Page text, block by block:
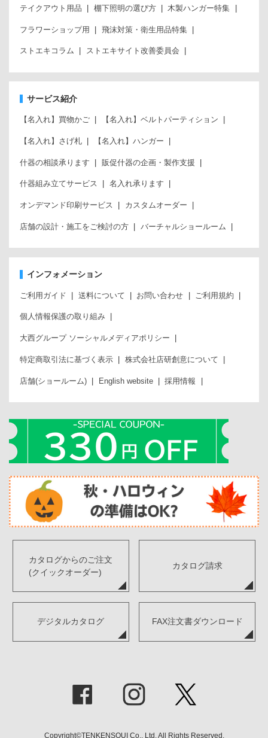
テイクアウト用品 棚下照明の選び方 木製ハンガー特集
フラワーショップ用 飛沫対策・衛生用品特集
ストエキコラム ストエキサイト改善委員会
サービス紹介
【名入れ】買物かご 【名入れ】ベルトパーティション
【名入れ】さげ札 【名入れ】ハンガー
什器の相談承ります 販促什器の企画・製作支援
什器組み立てサービス 名入れ承ります
オンデマンド印刷サービス カスタムオーダー
店舗の設計・施工をご検討の方 バーチャルショールーム
インフォメーション
ご利用ガイド 送料について お問い合わせ ご利用規約
個人情報保護の取り組み
大西グループ ソーシャルメディアポリシー
特定商取引法に基づく表示 株式会社店研創意について
店舗(ショールーム) English website 採用情報
カタログからのご注文
(クイックオーダー)
カタログ請求
デジタルカタログ FAX注文書ダウンロード
Copyright©TENKENSOUI Co., Ltd. All Rights Reserved.